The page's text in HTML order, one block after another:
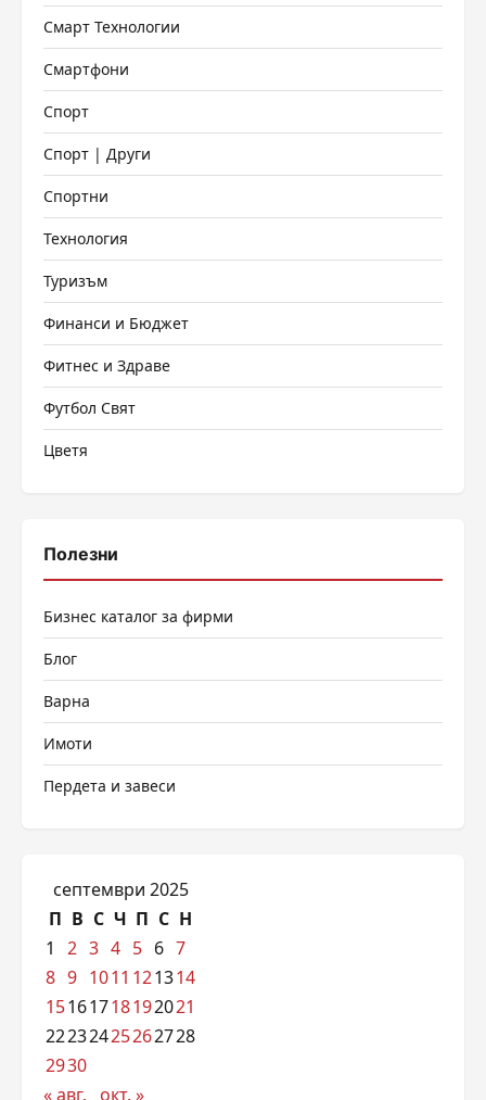
Смарт Технологии
Смартфони
Спорт
Спорт | Други
Спортни
Технология
Туризъм
Финанси и Бюджет
Фитнес и Здраве
Футбол Свят
Цветя
Полезни
Бизнес каталог за фирми
Блог
Варна
Имоти
Пердета и завеси
септември 2025
П В С Ч П С Н
1
2 3 4 5 6 7
8 9 1011 121314
15161718192021
22232425262728
2930
« авг.
окт. »